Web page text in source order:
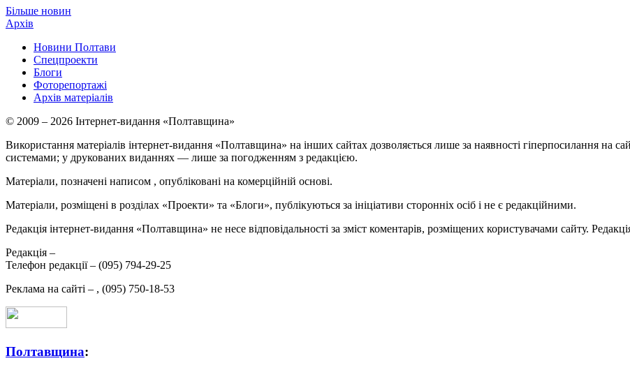
Більше новин
Архів
Новини Полтави
Спецпроекти
Блоги
Фоторепортажі
Архів матеріалів
© 2009 – 2026 Інтернет-видання «Полтавщина»
Використання матеріалів інтернет-видання «Полтавщина» на інших сайтах дозволяється лише за наявності гіперпосилання на
системами; у друкованих виданнях — лише за погодженням з редакцією.
Матеріали, позначені написом , опубліковані на комерційній основі.
Матеріали, розміщені в розділах «Проекти» та «Блоги», публікуються за ініціативи сторонніх осіб і не є редакційними.
Редакція інтернет-видання «Полтавщина» не несе відповідальності за зміст коментарів, розміщених користувачами сайту.
Редакція –
Телефон редакції – (095) 794-29-25
Реклама на сайті – , (095) 750-18-53
Полтавщина: